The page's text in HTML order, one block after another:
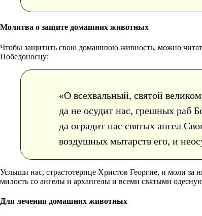
Молитва о защите домашних животных
Чтобы защитить свою домашнюю живность, можно
Победоносцу:
«О всехвальный, святой
да не осудит нас, грешных раб
да оградит нас святых ангел
воздушных мытарств его, и
Услыши нас, страстотерпце Христов Георгие, и моли
милость со ангелы и архангелы и всеми святыми
Для лечения домашних животных